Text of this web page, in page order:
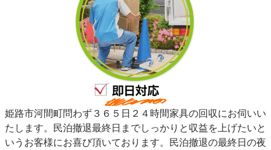
姫路市河間町問わず３６５日２４時間家具の回収にお伺いい
たします。民泊撤退最終日までしっかりと収益を上げたいと
いうお客様にお喜び頂いております。民泊撤退の最終日の夜